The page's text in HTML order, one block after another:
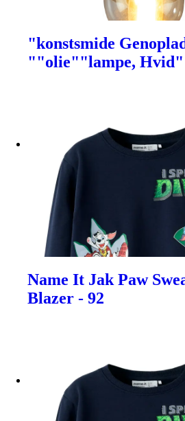
"konstsmide
""olie""lampe, Hvid"
Name It Jak Paw
Blazer - 92